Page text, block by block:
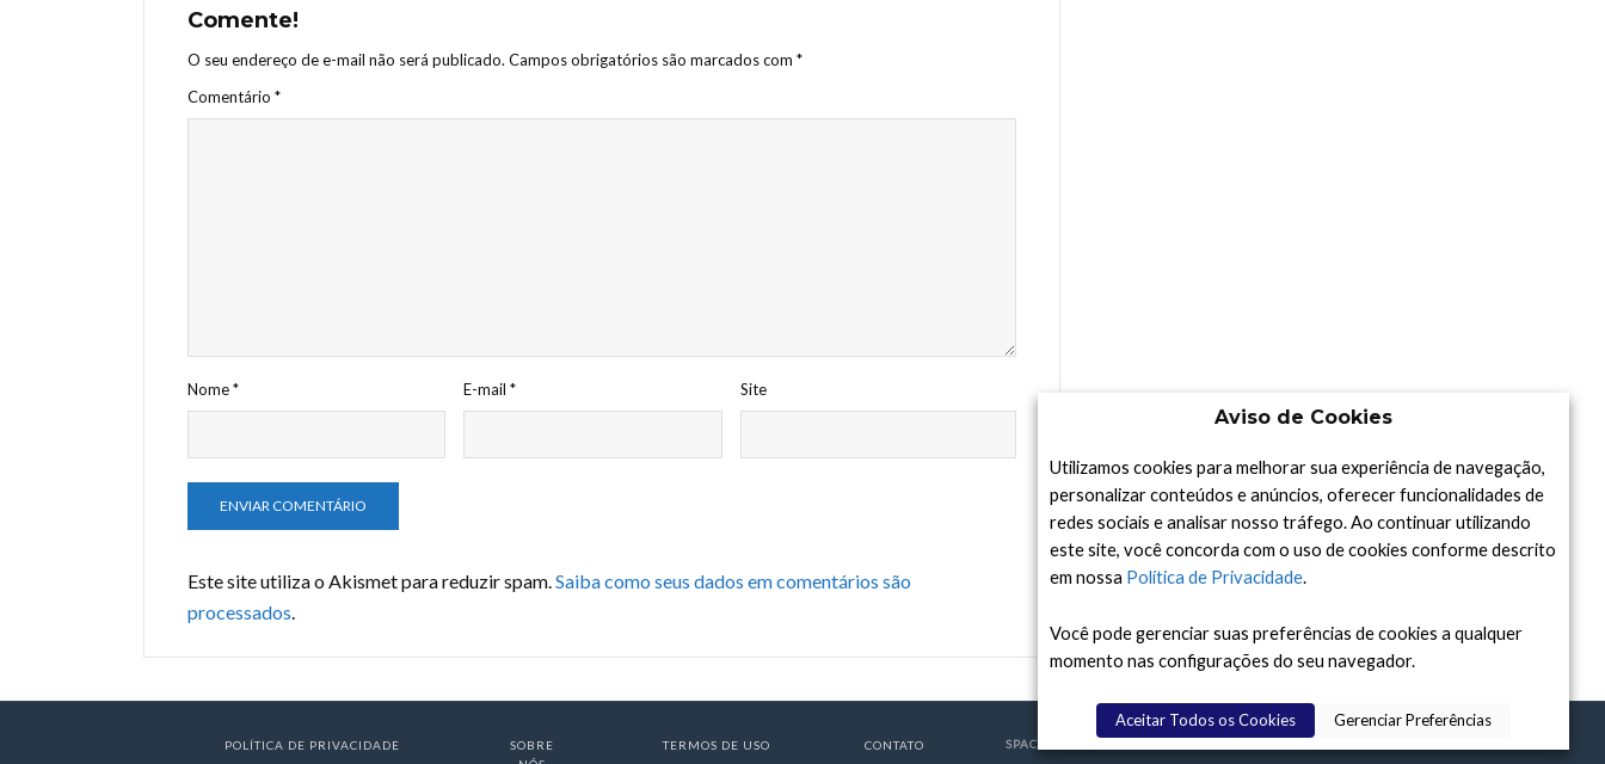
Comente!
O seu endereço de e-mail não será publicado. Campos obrigatórios são marcados com *
Comentário *
Nome* E-mail* Site
Este site utiliza o Akismet para reduzir spam.Saiba como seus dados em comentários são
processados.
POLÍTICA DE PRIVACIDADE
SOBRE
TERMOS DE USO CONTATO SPACE TODAY
Aviso de Cookies
Utilizamos cookies para melhorar sua experiência de navegação,
personalizar conteúdos e anúncios, oferecer funcionalidades de
redes sociais e analisar nosso tráfego. Ao continuar utilizando
este site, você concorda com o uso de cookies conforme descrito
em nossa Política de Privacidade.
Você pode gerenciar suas preferências de cookies a qualquer
momento nas configurações do seu navegador.
Aceitar Todos os Cookies Gerenciar Preferências